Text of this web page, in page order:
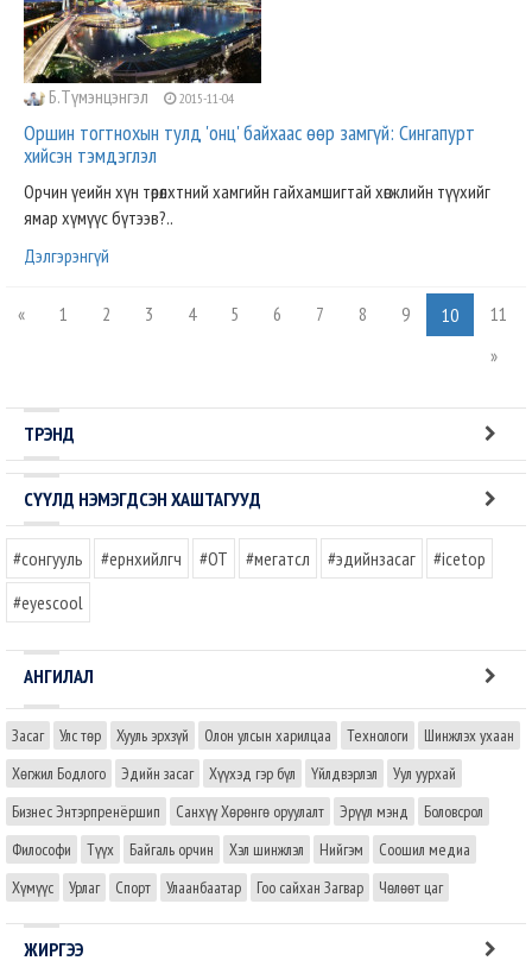
Б.Түмэнцэнгэл 2015-11-04
Оршин тогтнохын тулд 'онц' байхаас өөр замгүй: Сингапурт
хийсэн тэмдэглэл
Орчин үеийн хүн төрөлхтний хамгийн гайхамшигтай хөгжлийн түүхийг
ямар хүмүүс бүтээв?..
Дэлгэрэнгүй
« 1 2 3 4 5 6 7 8 9 10
11
»
ТРЭНД
СҮҮЛД НЭМЭГДСЭН ХАШТАГУУД
#сонгууль #ерөнхийлөгч #OT #мегатөсөл #эдийнзасаг
#icetop
#eyescool
АНГИЛАЛ
Засаг Улс төр Хууль эрхзүй Олон улсын харилцаа Технологи
Шинжлэх ухаан
Хөгжил Бодлого
Эдийн засаг Хүүхэд гэр бүл Үйлдвэрлэл
Уул уурхай
Бизнес Энтэрпренёршип
Санхүү Хөрөнгө оруулалт Эрүүл мэнд
Боловсрол
Философи
Түүх Байгаль орчин Хэл шинжлэл Нийгэм
Соошил медиа
Хүмүүс
Урлаг Спорт Улаанбаатар Гоо сайхан Загвар Чөлөөт цаг
ЖИРГЭЭ